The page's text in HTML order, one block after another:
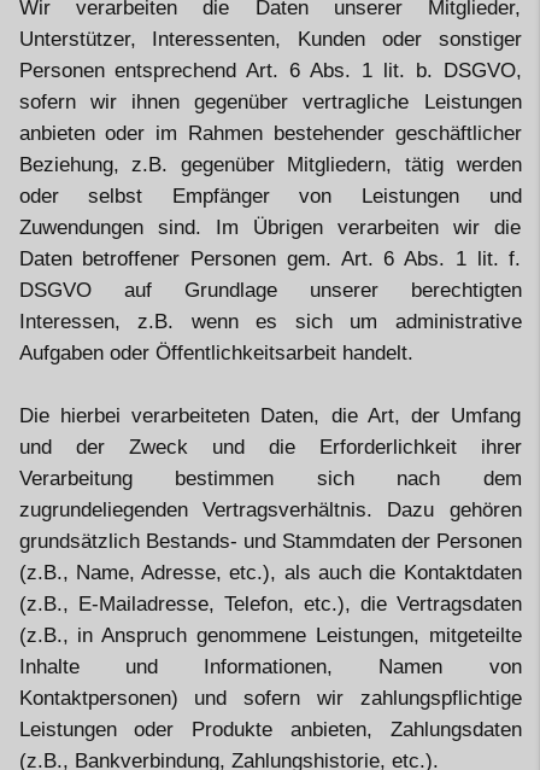
Wir verarbeiten die Daten unserer Mitglieder,
Unterstützer, Interessenten, Kunden oder sonstiger
Personen entsprechend Art. 6 Abs. 1 lit. b. DSGVO,
sofern wir ihnen gegenüber vertragliche Leistungen
anbieten oder im Rahmen bestehender geschäftlicher
Beziehung, z.B. gegenüber Mitgliedern, tätig werden
oder selbst Empfänger von Leistungen und
Zuwendungen sind. Im Übrigen verarbeiten wir die
Daten betroffener Personen gem. Art. 6 Abs. 1 lit. f.
DSGVO auf Grundlage unserer berechtigten
Interessen, z.B. wenn es sich um administrative
Aufgaben oder Öffentlichkeitsarbeit handelt.
Die hierbei verarbeiteten Daten, die Art, der Umfang
und der Zweck und die Erforderlichkeit ihrer
Verarbeitung bestimmen sich nach dem
zugrundeliegenden Vertragsverhältnis. Dazu gehören
grundsätzlich Bestands- und Stammdaten der Personen
(z.B., Name, Adresse, etc.), als auch die Kontaktdaten
(z.B., E-Mailadresse, Telefon, etc.), die Vertragsdaten
(z.B., in Anspruch genommene Leistungen, mitgeteilte
Inhalte und Informationen, Namen von
Kontaktpersonen) und sofern wir zahlungspflichtige
Leistungen oder Produkte anbieten, Zahlungsdaten
(z.B., Bankverbindung, Zahlungshistorie, etc.).